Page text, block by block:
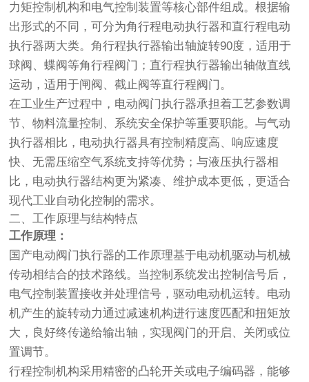
力矩控制机构和电气控制装置等核心部件组成。根据输
出形式的不同，可分为角行程电动执行器和直行程电动
执行器两大类。角行程执行器输出轴旋转90度，适用于
球阀、蝶阀等角行程阀门；直行程执行器输出轴做直线
运动，适用于闸阀、截止阀等直行程阀门。
在工业生产过程中，电动阀门执行器承担着工艺参数调
节、物料流量控制、系统安全保护等重要职能。与气动
执行器相比，电动执行器具有控制精度高、响应速度
快、无需压缩空气系统支持等优势；与液压执行器相
比，电动执行器结构更为紧凑、维护成本更低，更适合
现代工业自动化控制的需求。
二、工作原理与结构特点
工作原理：
国产电动阀门执行器的工作原理基于电动机驱动与机械
传动相结合的技术路线。当控制系统发出控制信号后，
电气控制装置接收并处理信号，驱动电动机运转。电动
机产生的旋转动力通过减速机构进行速度匹配和扭矩放
大，良好终传递给输出轴，实现阀门的开启、关闭或位
置调节。
行程控制机构采用精密的凸轮开关或电子编码器，能够